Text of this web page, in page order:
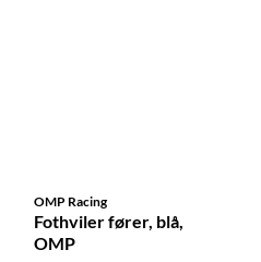
OMP Racing
Fothviler fører, blå,
OMP